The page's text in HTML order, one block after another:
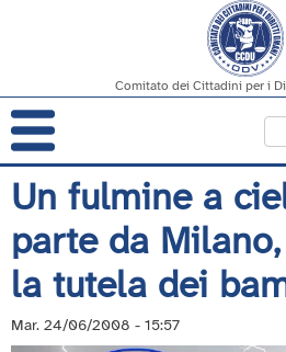
Salta
al
contenuto
principale
Comitato dei Cittadini per i
Navigazione
principale
Un fulmine a
parte da
la tutela dei
Mar. 24/06/2008 - 15:57